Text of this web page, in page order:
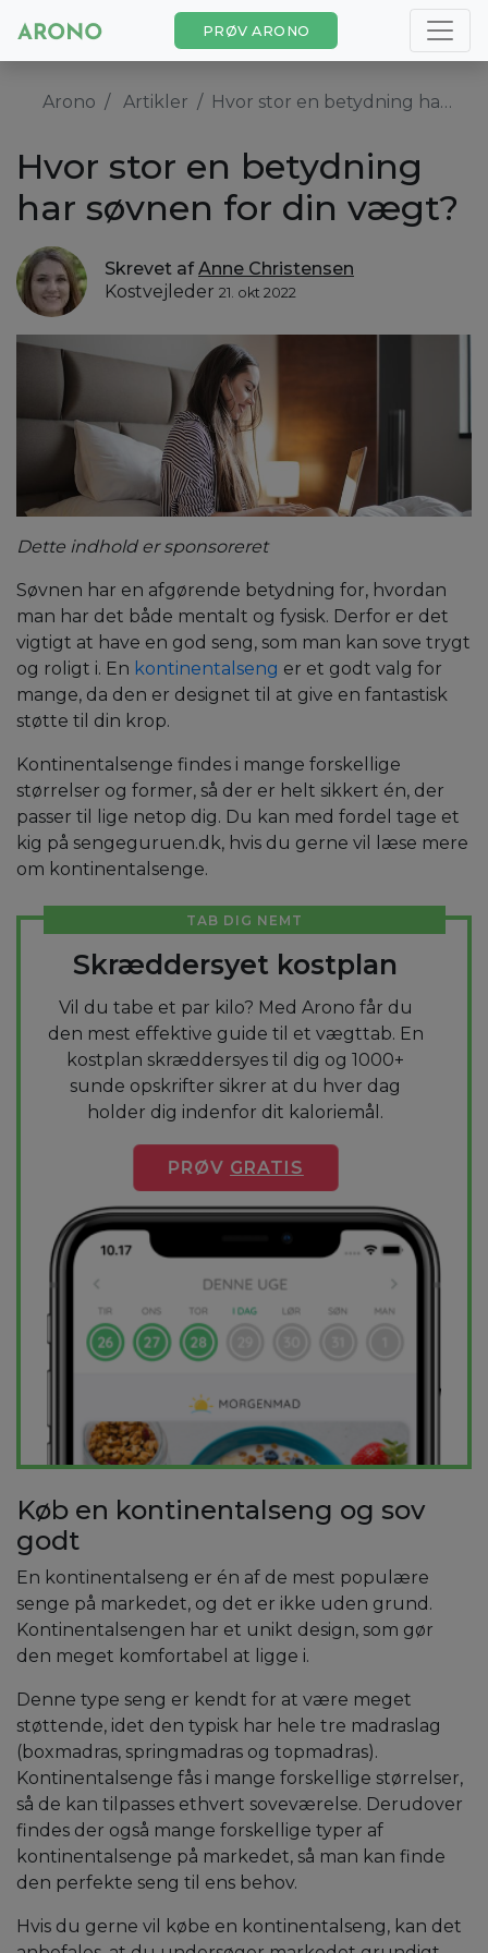
PRØV ARONO
Arono Artikler Hvor stor en betydning har søvnen for din vægt?
Hvor stor en betydning
har søvnen for din vægt?
Skrevet afAnne Christensen
Kostvejleder 21. okt 2022
Dette indhold er sponsoreret
Søvnen har en afgørende betydning for, hvordan
man har det både mentalt og fysisk. Derfor er det
vigtigt at have en god seng, som man kan sove trygt
og roligt i. En kontinentalseng er et godt valg for
mange, da den er designet til at give en fantastisk
støtte til din krop.
Kontinentalsenge findes i mange forskellige
størrelser og former, så der er helt sikkert én, der
passer til lige netop dig. Du kan med fordel tage et
kig på sengeguruen.dk, hvis du gerne vil læse mere
om kontinentalsenge.
TAB DIG NEMT
Skræddersyet kostplan
Vil du tabe et par kilo? Med Arono får du
den mest effektive guide til et vægttab. En
kostplan skræddersyes til dig og 1000+
sunde opskrifter sikrer at du hver dag
holder dig indenfor dit kaloriemål.
PRØV GRATIS
Køb en kontinentalseng og sov
godt
En kontinentalseng er én af de mest populære
senge på markedet, og det er ikke uden grund.
Kontinentalsengen har et unikt design, som gør
den meget komfortabel at ligge i.
Denne type seng er kendt for at være meget
støttende, idet den typisk har hele tre madraslag
(boxmadras, springmadras og topmadras).
Kontinentalsenge fås i mange forskellige størrelser,
så de kan tilpasses ethvert soveværelse. Derudover
findes der også mange forskellige typer af
kontinentalsenge på markedet, så man kan finde
den perfekte seng til ens behov.
Hvis du gerne vil købe en kontinentalseng, kan det